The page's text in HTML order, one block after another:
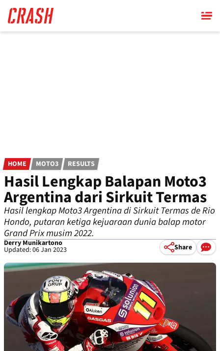
main
content
HOME MOTO3 RESULTS
Hasil Lengkap Balapan Moto3
Argentina dari Sirkuit Termas
Hasil lengkap Moto3 Argentina di Sirkuit Termas de Rio
Hondo, putaran ketiga kejuaraan dunia balap motor
Grand Prix musim 2022.
Derry Munikartono
Updated: 06 Jan 2023 Share